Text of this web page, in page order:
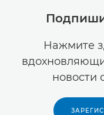
Нажмите
новости